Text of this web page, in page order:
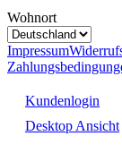
Wohnort
Impressum
Kundenlogin
Desktop Ansicht